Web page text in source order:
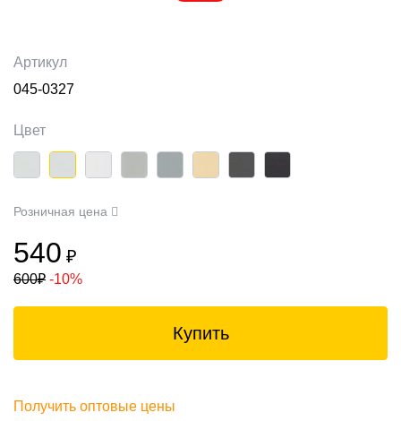
Артикул
045-0327
Цвет
Розничная цена
540 ₽
600₽ -10%
Купить
Получить оптовые цены